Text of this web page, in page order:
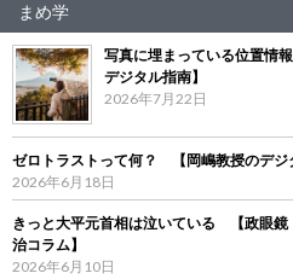
まめ学
写真に埋まっている位置情
デジタル指南】
2026年7月22日
ゼロトラストって何？ 【岡嶋教授のデジ
2026年6月18日
きっと大平元首相は泣いている 【政眼鏡
治コラム】
2026年6月10日